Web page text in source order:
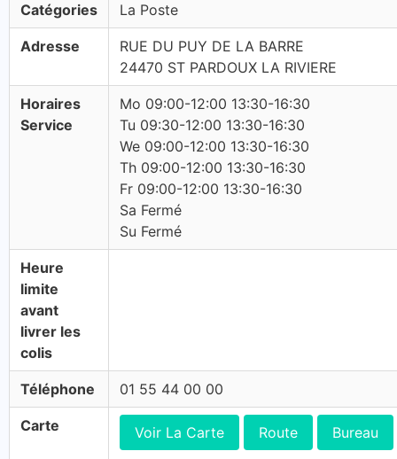
Catégories La Poste
Adresse
RUE DU PUY DE LA BARRE
24470 ST PARDOUX LA RIVIERE
Horaires
Service
Mo 09:00-12:00 13:30-16:30
Tu 09:30-12:00 13:30-16:30
We 09:00-12:00 13:30-16:30
Th 09:00-12:00 13:30-16:30
Fr 09:00-12:00 13:30-16:30
Sa Fermé
Su Fermé
Heure
limite
avant
livrer les
colis
Téléphone 01 55 44 00 00
Carte Voir La Carte Route Bureau